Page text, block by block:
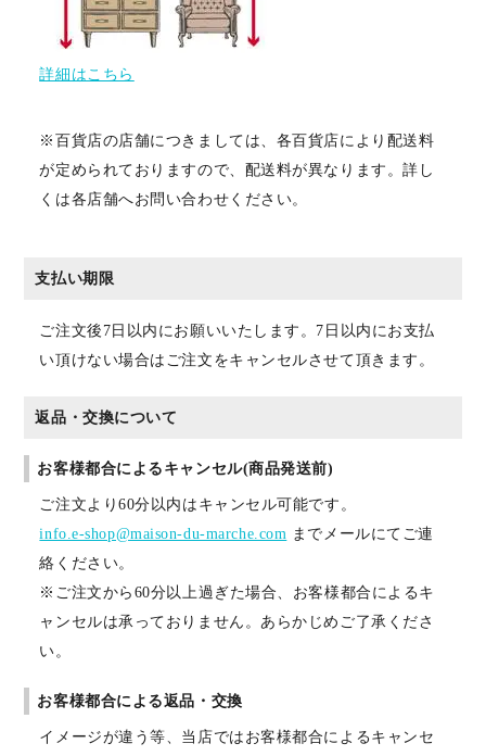
詳細はこちら
※百貨店の店舗につきましては、各百貨店により配送料
が定められておりますので、配送料が異なります。詳し
くは各店舗へお問い合わせください。
支払い期限
ご注文後7日以内にお願いいたします。7日以内にお支払
い頂けない場合はご注文をキャンセルさせて頂きます。
返品・交換について
お客様都合によるキャンセル(商品発送前)
ご注文より60分以内はキャンセル可能です。
info.e-shop@maison-du-marche.com までメールにてご連
絡ください。
※ご注文から60分以上過ぎた場合、お客様都合によるキ
ャンセルは承っておりません。あらかじめご了承くださ
い。
お客様都合による返品・交換
イメージが違う等、当店ではお客様都合によるキャンセ